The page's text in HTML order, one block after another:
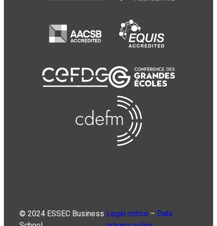
© 2024 ESSEC Business Legal notice – Data